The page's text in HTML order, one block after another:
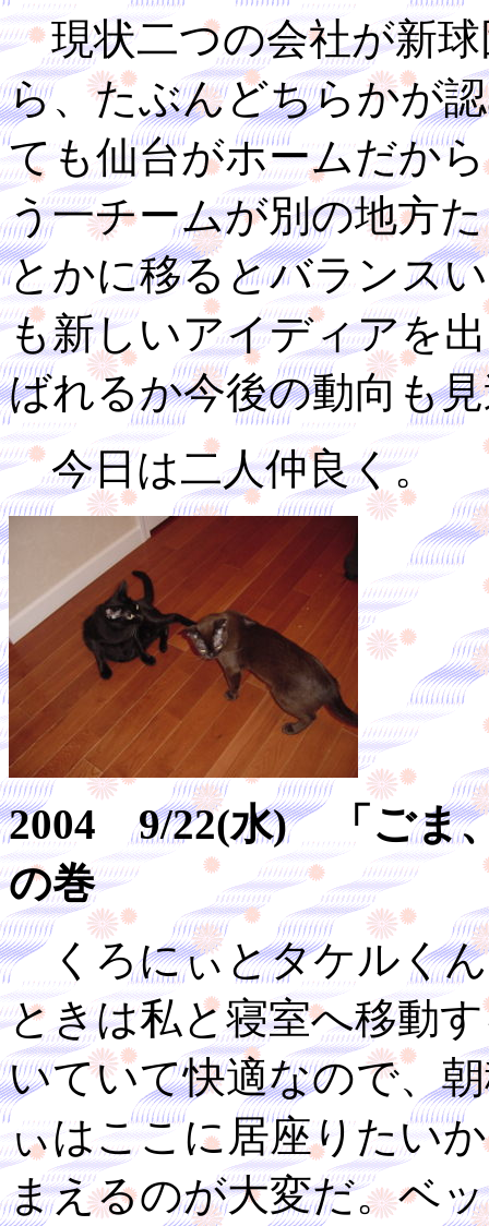
現状二つの会社が新球
ら、たぶんどちらかが
ても仙台がホームだか
う一チームが別の地方
とかに移るとバランス
も新しいアイディアを
ばれるか今後の動向も
今日は二人仲良く。
2004 9/22(水) 「ごま
の巻
くろにぃとタケルくん
ときは私と寝室へ移動
いていて快適なので、
ぃはここに居座りたい
まえるのが大変だ。ベ